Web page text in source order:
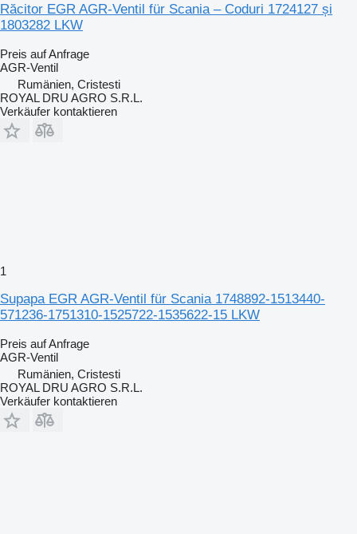
Răcitor EGR AGR-Ventil für Scania – Coduri 1724127 și
1803282 LKW
Preis auf Anfrage
AGR-Ventil
Rumänien, Cristesti
ROYAL DRU AGRO S.R.L.
Verkäufer kontaktieren
1
Supapa EGR AGR-Ventil für Scania 1748892-1513440-
571236-1751310-1525722-1535622-15 LKW
Preis auf Anfrage
AGR-Ventil
Rumänien, Cristesti
ROYAL DRU AGRO S.R.L.
Verkäufer kontaktieren